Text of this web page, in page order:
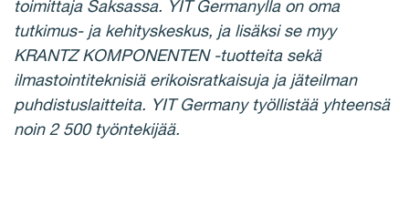
toimittaja Saksassa. YIT Germanylla on oma
tutkimus- ja kehityskeskus, ja lisäksi se myy
KRANTZ KOMPONENTEN -tuotteita sekä
ilmastointiteknisiä erikoisratkaisuja ja jäteilman
puhdistuslaitteita. YIT Germany työllistää yhteensä
noin 2 500 työntekijää.